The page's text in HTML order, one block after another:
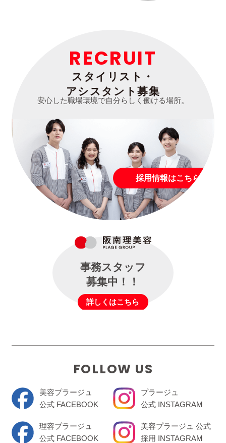
RECRUIT
スタイリスト・
アシスタント募集
安心した職場環境で自分らしく働ける場所。
採用情報はこちら
事務スタッフ
募集中！！
詳しくはこちら
FOLLOW US
美容プラージュ
公式 FACEBOOK
理容プラージュ
公式 FACEBOOK
プラージュ
公式 INSTAGRAM
美容プラージュ 公式
採用 INSTAGRAM